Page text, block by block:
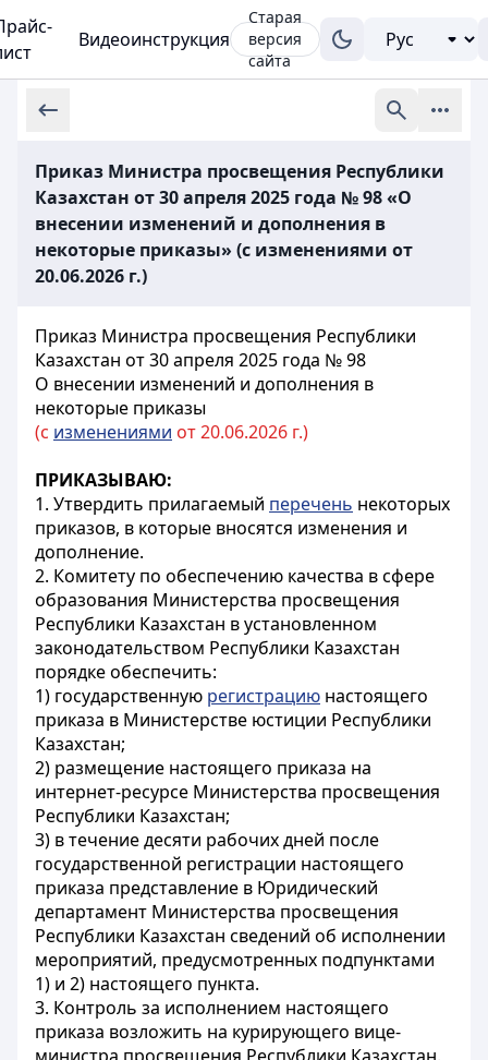
Видеоинструкция
Старая
версия
сайта
Приказ Министра просвещения Республики
Казахстан от 30 апреля 2025 года № 98 «О
внесении изменений и дополнения в
некоторые приказы» (с изменениями от
20.06.2026 г.)
Приказ Министра просвещения Республики
Казахстан от 30 апреля 2025 года № 98
О внесении изменений и дополнения в
некоторые приказы
(с изменениями от 20.06.2026 г.)
ПРИКАЗЫВАЮ:
1. Утвердить прилагаемый перечень некоторых
приказов, в которые вносятся изменения и
дополнение.
2. Комитету по обеспечению качества в сфере
образования Министерства просвещения
Республики Казахстан в установленном
законодательством Республики Казахстан
порядке обеспечить:
1) государственную регистрацию настоящего
приказа в Министерстве юстиции Республики
Казахстан;
2) размещение настоящего приказа на
интернет-ресурсе Министерства просвещения
Республики Казахстан;
3) в течение десяти рабочих дней после
государственной регистрации настоящего
приказа представление в Юридический
департамент Министерства просвещения
Республики Казахстан сведений об исполнении
мероприятий, предусмотренных подпунктами
1) и 2) настоящего пункта.
3. Контроль за исполнением настоящего
приказа возложить на курирующего вице-